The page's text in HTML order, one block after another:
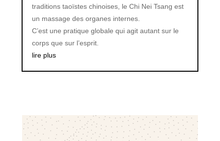
traditions taoïstes chinoises, le Chi Nei Tsang est
un massage des organes internes.
C’est une pratique globale qui agit autant sur le
corps que sur l’esprit.
lire plus